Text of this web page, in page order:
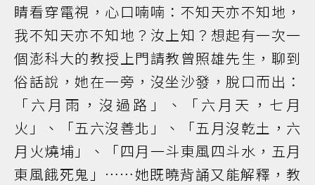
睛看穿電視，心口喃喃：不知天亦不知地，
我不知天亦不知地？汝上知？想起有一次一
個澎科大的教授上門請教曾照雄先生，聊到
俗話說，她在一旁，沒坐沙發，脫口而出：
「六月雨，沒過路」、「六月天，七月
火」、「五六沒善北」、「五月沒乾土，六
月火燒埔」、「四月一斗東風四斗水，五月
東風餓死鬼」……她既曉背誦又能解釋，教